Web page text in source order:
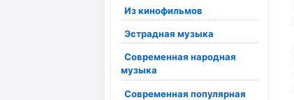
Из кинофильмов
Эстрадная музыка
Современная народная
музыка
Современная популярная